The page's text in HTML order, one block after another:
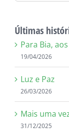
Últimas
Para Bia,
19/04/2026
Luz e Paz
26/03/2026
Mais uma
31/12/2025